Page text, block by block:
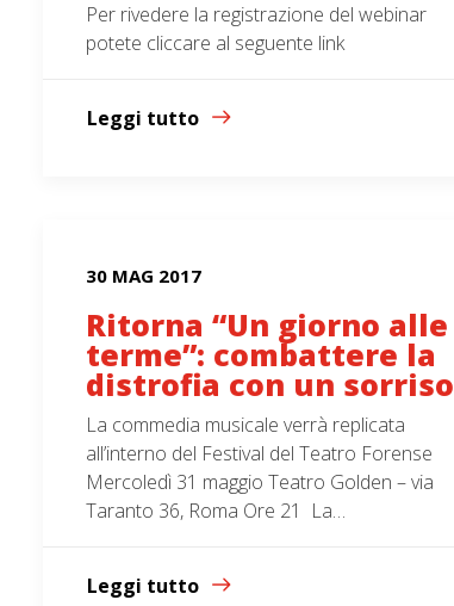
Per rivedere la registrazione del webinar
potete cliccare al seguente link
Leggi tutto
30 MAG 2017
Ritorna “Un giorno alle
terme”: combattere la
distrofia con un sorriso
La commedia musicale verrà replicata
all’interno del Festival del Teatro Forense
Mercoledì 31 maggio Teatro Golden – via
Taranto 36, Roma Ore 21 La…
Leggi tutto